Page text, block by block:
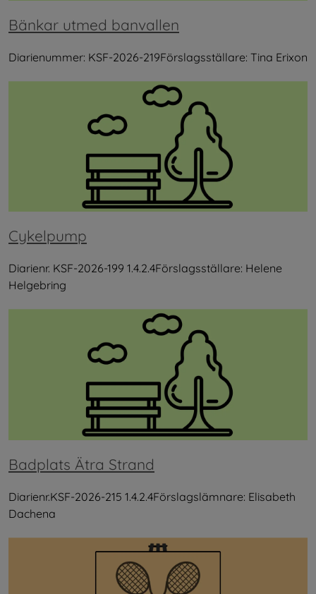
Bänkar utmed banvallen
Diarienummer: KSF-2026-219Förslagsställare: Tina Erixon
Cykelpump
Diarienr. KSF-2026-199 1.4.2.4Förslagsställare: Helene
Helgebring
Badplats Ätra Strand
Diarienr.KSF-2026-215 1.4.2.4Förslagslämnare: Elisabeth
Dachena